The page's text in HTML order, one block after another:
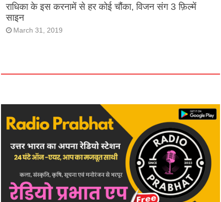
राधिका के इस करनामें से हर कोई चौंका, विजन संग 3 फ़िल्में
साइन
March 31, 2019